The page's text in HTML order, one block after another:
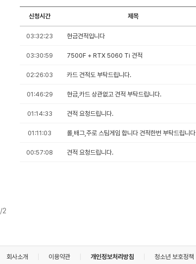
AMD(소켓AM5)/8코어/16스레드/메모리 규격:DDR5/탑재/6세대(Zen5)/TSMC 4nm/기본 클럭:4.7GHz/최대 클럭:5.6GHz/L2 캐시:8MB/L3 캐시:96MB/TDP:120W/PCIe5.0/5600MHz/AMD 라데온 그래픽/기술 지원:AMD Ryzen Master,AMD 3D V캐시,SMT(하이퍼스레딩)/쿨러:미포함
766,500원
담기
AMD(소켓AM4)/6코어/12스레드/메모리 규격:DDR4/탑재/4세대(Zen3)/7nm/기본 클럭:3.6GHz/최대 클럭:4.4GHz/L2 캐시:3MB/L3 캐시:16MB/TDP:65W/PCIe3.0/3200MHz/AMD 라데온 그래픽/기술 지원:AMD Ryzen Master,SMT(하이퍼스레딩),SenseMI/쿨러:Wraith Stealth 포함/시네벤치R23(멀티):6905
212,410 원
IP공유기/허브
컴퓨터 의자
멀티탭
격
이
각
신청시간 제목
03:32:23 현금견적입니다
03:30:59 7500F + RTX 5060 Ti 견적
02:26:03 카드 견적도 부탁드립니다.
01:46:29 현금,카드 상관없고 견적 부탁드립니다.
01:14:33 견적 요청드립니다.
01:11:03 롤,배그,주로 스팀게임 합니다 견적한번 부탁드립니다
00:57:08 견적 요청드립니다.
/2
회사소개 이용약관 개인정보처리방침 청소년 보호정책